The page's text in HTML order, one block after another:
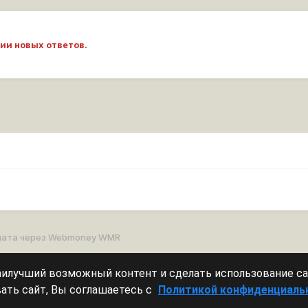
новых ответов.
через Webmoney WMR
Леста Игры
Powered by Invision Community
возможный контент и сделать использование
сайт, Вы соглашаетесь с Политикой